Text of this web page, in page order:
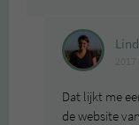
Dat lijkt me
de website